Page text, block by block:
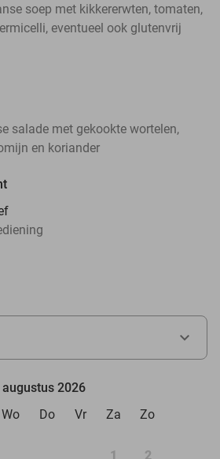
soep met kikkererwten, tomaten,
eventueel ook glutenvrij
salade met gekookte wortelen,
en koriander
augustus 2026
Wo Do Vr Za Zo
1 2